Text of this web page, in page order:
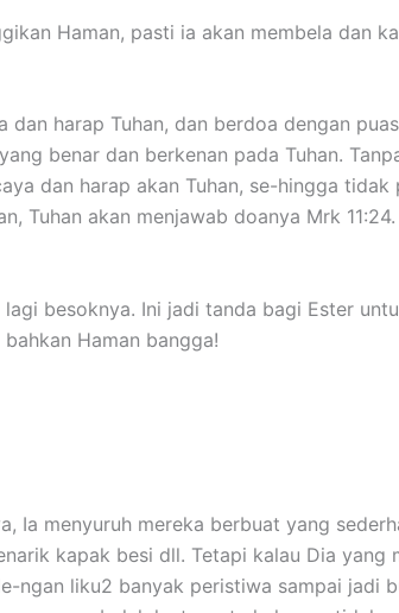
Haman, pasti ia akan membela dan
dan harap Tuhan, dan berdoa dengan
benar dan berkenan pada Tuhan.
dan harap akan Tuhan, se-hingga
Tuhan akan menjawab doanya Mrk
besoknya. Ini jadi tanda bagi Ester
Haman bangga!
Ia menyuruh mereka berbuat yang
kapak besi dll. Tetapi kalau Dia
ngan liku2 banyak peristiwa sampai jadi